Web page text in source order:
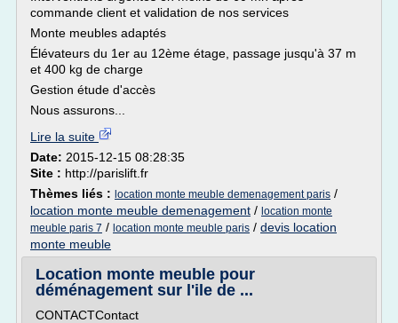
commande client et validation de nos services
Monte meubles adaptés
Élévateurs du 1er au 12ème étage, passage jusqu'à 37 m
et 400 kg de charge
Gestion étude d'accès
Nous assurons...
Lire la suite
Date: 2015-12-15 08:28:35
Site : http://parislift.fr
Thèmes liés : location monte meuble demenagement paris /
location monte meuble demenagement / location monte
meuble paris 7 / location monte meuble paris / devis location
monte meuble
Location monte meuble pour
déménagement sur l'ile de ...
CONTACTContact